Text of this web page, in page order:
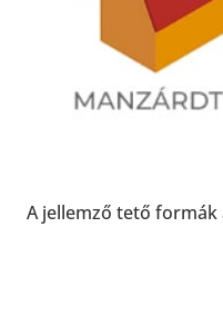
A jellemző tető formák